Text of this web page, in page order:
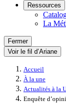
Ressources
La
Fermer
Voir le fil d’Ariane
Accueil
À la une
Actualités à la
Enquête